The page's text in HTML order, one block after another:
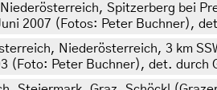
Spitzerberg bei
2007 (Fotos: Peter Buchner),
Niederösterreich, 3 km
(Foto: Peter Buchner), det. durch